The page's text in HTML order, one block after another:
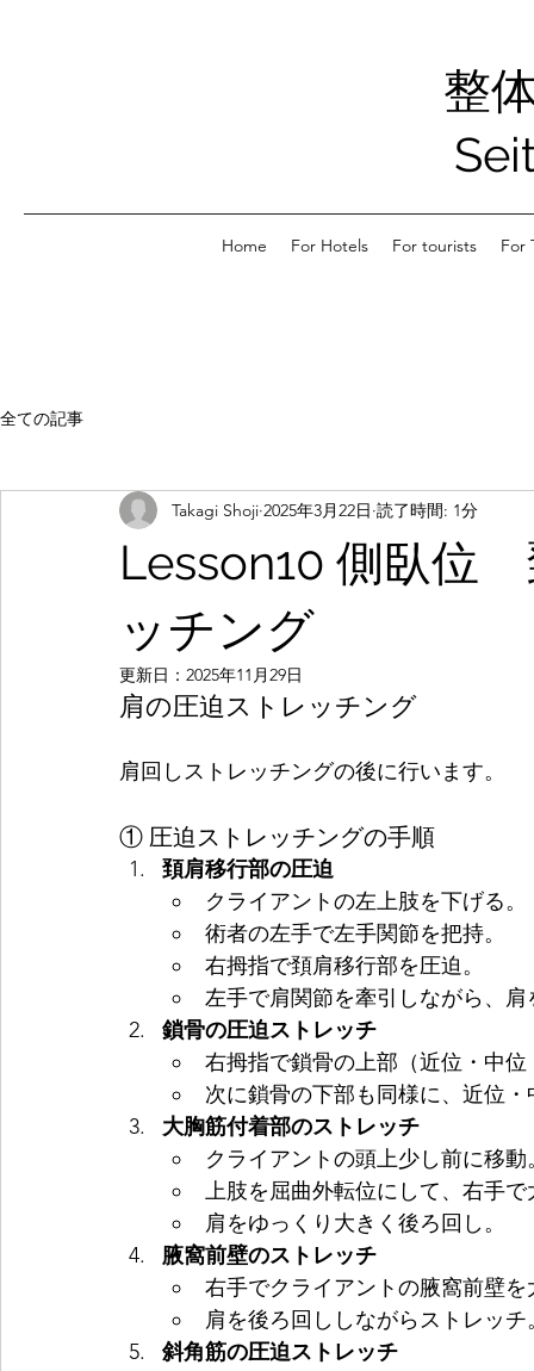
整
Home For Hotels For tourists For
全ての記事
Lesson10 側臥位
ッチング
Takagi Shoji 2025年3月22日 読了時間: 1分
更新日： 2025年11月29日
肩の圧迫ストレッチング
肩回しストレッチングの後に行います。
① 圧迫ストレッチングの手順
頚肩移行部の圧迫
クライアントの左上肢を下げる。
術者の左手で左手関節を把持。
右拇指で頚肩移行部を圧迫。
左手で肩関節を牽引しながら、
鎖骨の圧迫ストレッチ
右拇指で鎖骨の上部（近位・中
次に鎖骨の下部も同様に、近位
大胸筋付着部のストレッチ
クライアントの頭上少し前に移動
上肢を屈曲外転位にして、右手
肩をゆっくり大きく後ろ回し。
腋窩前壁のストレッチ
右手でクライアントの腋窩前壁
肩を後ろ回ししながらストレッチ
斜角筋の圧迫ストレッチ